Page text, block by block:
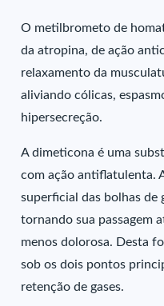
O metilbrometo de
da atropina, de ação
relaxamento da
aliviando cólicas,
hipersecreção.
A dimeticona é uma
com ação antiflatulenta.
superficial das bolhas de
tornando sua passagem
menos dolorosa. Desta
sob os dois pontos
retenção de gases.